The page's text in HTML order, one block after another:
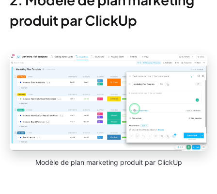
produit par ClickUp
Modèle de plan marketing produit par ClickUp